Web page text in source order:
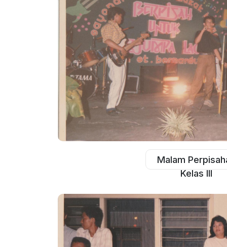
Malam
Kelas III